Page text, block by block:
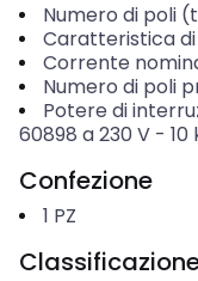
Numero di poli
Caratteristica
Corrente
Numero di poli
Potere di
60898 a 230 V - 10
Confezione
1 PZ